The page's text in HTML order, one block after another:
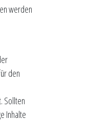
werden
den
Sollten
Inhalte